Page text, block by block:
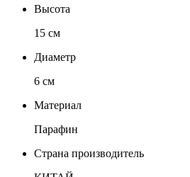
Высота
15 см
Диаметр
6 см
Материал
Парафин
Страна производитель